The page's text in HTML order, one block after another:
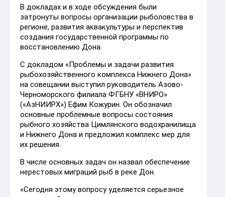
В докладах и в ходе обсуждения были
затронуты вопросы организации рыболовства в
регионе, развития аквакультуры и перспектив
создания государственной программы по
восстановлению Дона.
С докладом «Проблемы и задачи развития
рыбохозяйственного комплекса Нижнего Дона»
на совещании выступил руководитель Азово-
Черноморского филиала ФГБНУ «ВНИРО»
(«АзНИИРХ») Ефим Кожурин. Он обозначил
основные проблемные вопросы состояния
рыбного хозяйства Цимлянского водохранилища
и Нижнего Дона и предложил комплекс мер для
их решения.
В числе основных задач он назвал обеспечение
нерестовых миграций рыб в реке Дон.
«Сегодня этому вопросу уделяется серьезное